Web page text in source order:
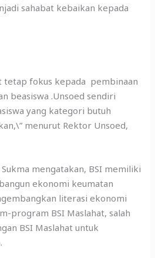
sahabat kebaikan kepada
tetap fokus kepada pembinaan
beasiswa .Unsoed sendiri
yang kategori butuh
menurut Rektor Unsoed,
mengatakan, BSI memiliki
ekonomi keumatan
literasi ekonomi
program BSI Maslahat, salah
BSI Maslahat untuk